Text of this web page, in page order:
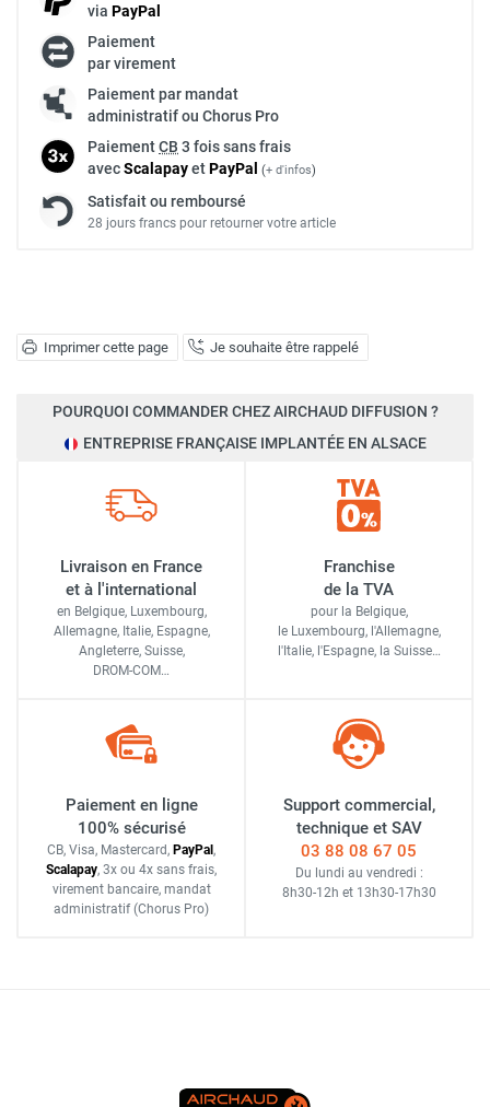
Imprimer cette page Je souhaite être rappelé
via PayPal
Paiement
par virement
Paiement par mandat
administratif ou Chorus Pro
PaiementCB 3 fois sans frais
avecScalapayetPayPal (+ d'infos)
Satisfait ou remboursé
28 jours francs pour retourner votre article
POURQUOI COMMANDER CHEZ AIRCHAUD DIFFUSION ?
ENTREPRISE FRANÇAISE IMPLANTÉE EN ALSACE
Livraison en France
et à l'international
en Belgique, Luxembourg,
Allemagne, Italie, Espagne,
Angleterre, Suisse,
DROM-COM…
Franchise
de la TVA
pour la Belgique,
le Luxembourg, l'Allemagne,
l'Italie, l'Espagne, la Suisse…
Paiement en ligne
100% sécurisé
CB, Visa, Mastercard, PayPal ,
Scalapay, 3x ou 4x sans frais,
virement bancaire, mandat
administratif (Chorus Pro)
Support commercial,
technique et SAV
03 88 08 67 05
Du lundi au vendredi :
8h30-12h et 13h30-17h30